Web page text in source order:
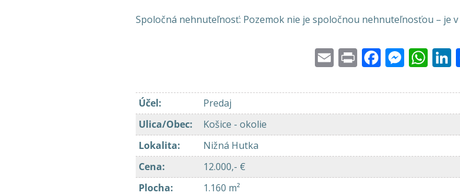
Spoločná nehnuteľnosť: Pozemok nie je spoločnou nehnuteľnosťou – je
EmailPrint
Účel:
Predaj
Ulica/Obec:
Košice - okolie
Lokalita:
Nižná Hutka
Cena:
12.000,- €
Plocha: 1.160 m²